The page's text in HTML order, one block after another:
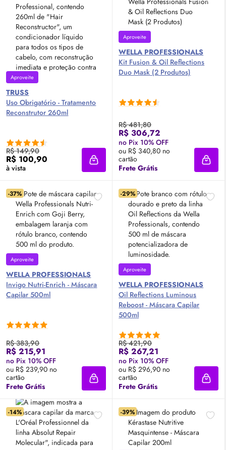
Aproveite
TRUSS
Uso Obrigatório - Tratamento
Reconstrutor 260ml
R$ 149,90
R$ 100,90
à vista Adicionar à sacola
Aproveite
WELLA PROFESSIONALS
Kit Fusion &Oil Reflections
Duo Mask (2 Produtos)
R$ 481,80
R$ 306,72
no Pix 10% OFF
ou R$ 340,80 no
cartão
Frete Grátis
-37%
Aproveite
WELLA PROFESSIONALS
Invigo Nutri-Enrich - Máscara
Capilar 500ml
R$ 383,90
R$ 215,91
no Pix 10% OFF
ou R$ 239,90 no
cartão
Frete Grátis
Adicionar à sacola
-29%
Aproveite
WELLA PROFESSIONALS
Oil Reflections Luminous
Reboost - Máscara Capilar
500ml
R$ 421,90
R$ 267,21
no Pix 10% OFF
ou R$ 296,90 no
cartão
Frete Grátis
-14% -39%